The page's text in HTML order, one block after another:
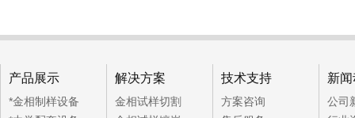
产品展示
*金相制样设备
解决方案
金相试样切割
技术支持
方案咨询
新
公司